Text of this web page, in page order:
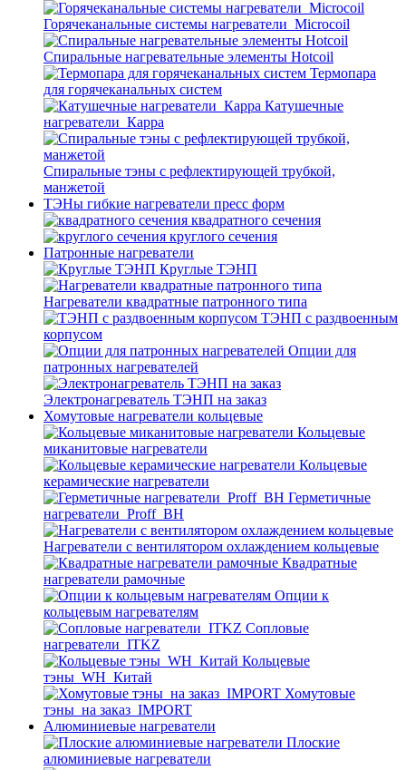
Горячеканальные системы нагреватели_Microcoil
Спиральные нагревательные элементы Hotcoil
Термопара
для горячеканальных систем
Катушечные
нагреватели_Карра
Спиральные тэны с рефлектирующей трубкой,
манжетой
ТЭНы гибкие нагреватели пресс форм
квадратного сечения
круглого сечения
Патронные нагреватели
Круглые ТЭНП
Нагреватели квадратные патронного типа
ТЭНП с раздвоенным
корпусом
Опции для
патронных нагревателей
Электронагреватель ТЭНП на заказ
Хомутовые нагреватели кольцевые
Кольцевые
миканитовые нагреватели
Кольцевые
керамические нагреватели
Герметичные
нагреватели_Proff_BH
Нагреватели с вентилятором охлаждением кольцевые
Квадратные
нагреватели рамочные
Опции к
кольцевым нагревателям
Cопловые
нагреватели_ITKZ
Кольцевые
тэны_WH_Китай
Хомутовые
тэны_на заказ_IMPORT
Алюминиевые нагреватели
Плоские
алюминиевые нагреватели